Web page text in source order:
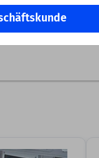
einsetzen.